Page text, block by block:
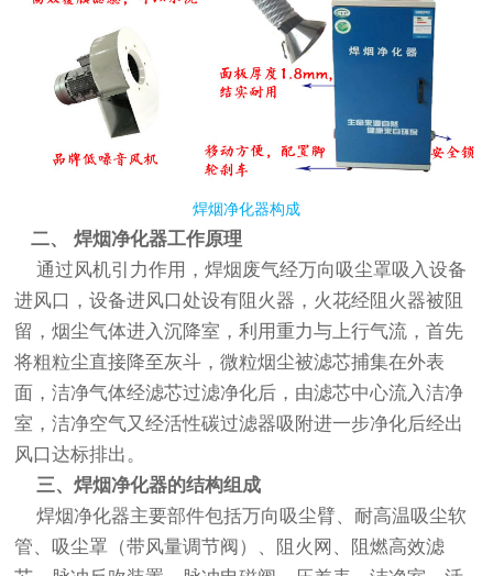
焊烟净化器构成
二、 焊烟净化器工作原理
通过风机引力作用，焊烟废气经万向吸尘罩吸入设备
进风口，设备进风口处设有阻火器，火花经阻火器被阻
留，烟尘气体进入沉降室，利用重力与上行气流，首先
将粗粒尘直接降至灰斗，微粒烟尘被滤芯捕集在外表
面，洁净气体经滤芯过滤净化后，由滤芯中心流入洁净
室，洁净空气又经活性碳过滤器吸附进一步净化后经出
风口达标排出。
三、焊烟净化器的结构组成
焊烟净化器主要部件包括万向吸尘臂、耐高温吸尘软
管、吸尘罩（带风量调节阀）、阻火网、阻燃高效滤